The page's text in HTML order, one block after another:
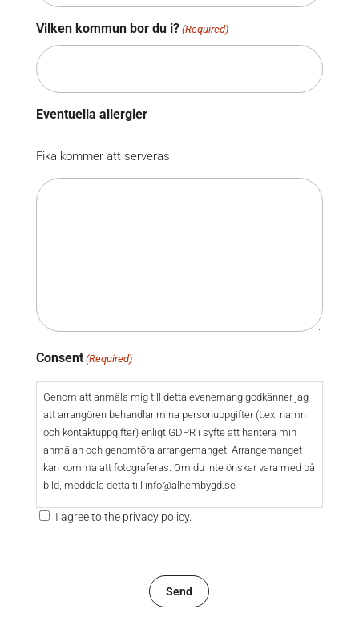
Vilken kommun bor du i? (Required)
Eventuella allergier
Fika kommer att serveras
Consent (Required)
Genom att anmäla mig till detta evenemang godkänner jag
att arrangören behandlar mina personuppgifter (t.ex. namn
och kontaktuppgifter) enligt GDPR i syfte att hantera min
anmälan och genomföra arrangemanget. Arrangemanget
kan komma att fotograferas. Om du inte önskar vara med på
bild, meddela detta till info@alhembygd.se
I agree to the privacy policy.